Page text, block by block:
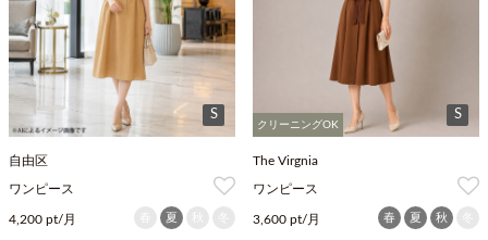
S
自由区
ワンピース
4,200 pt/月 夏
クリーニングOK
S
The Virgnia
ワンピース
3,600 pt/月 春 夏 秋